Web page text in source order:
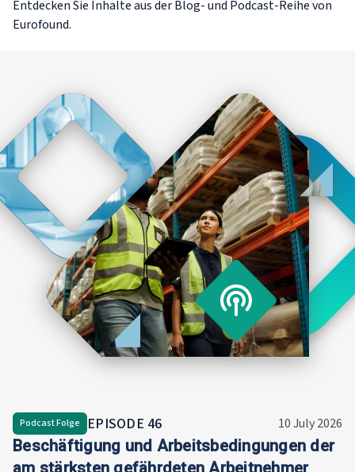
Entdecken Sie Inhalte aus der Blog- und Podcast-Reihe von
Eurofound.
Podcast Folge EPISODE 46 10 July 2026
Beschäftigung und Arbeitsbedingungen der
am stärksten gefährdeten Arbeitnehmer